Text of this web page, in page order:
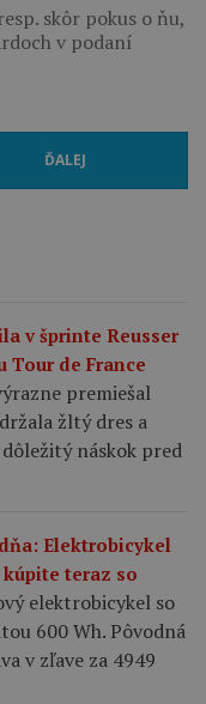
skôr pokus o ňu,
v podaní
ĎALEJ
v šprinte Reusser
Tour de France
premiešal
žltý dres a
náskok pred
Elektrobicykel
kúpite teraz so
elektrobicykel so
600 Wh. Pôvodná
v zľave za 4949